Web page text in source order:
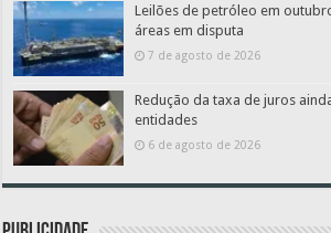
Leilões de petróleo em
áreas em disputa
7 de agosto de 2026
Redução da taxa de juros
entidades
6 de agosto de 2026